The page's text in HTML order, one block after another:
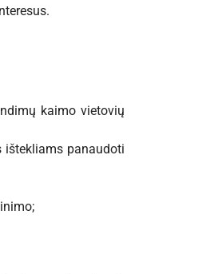
kaimo vietovių
ištekliams panaudoti